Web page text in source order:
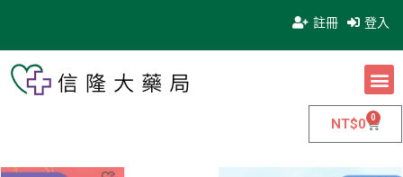
註冊 登入
NT$0 0